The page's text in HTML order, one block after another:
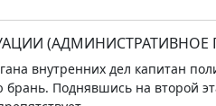
(АДМИНИСТРАТИВНОЕ
внутренних дел капитан
Поднявшись на второй